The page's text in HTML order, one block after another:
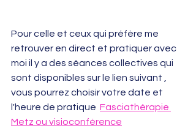
Pour celle et ceux qui préfère me
retrouver en direct et pratiquer avec
moi il y a des séances collectives qui
sont disponibles sur le lien suivant ,
vous pourrez choisir votre date et
l'heure de pratique Fasciathérapie
Metz ou visioconférence